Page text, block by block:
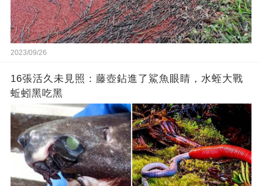
2023/09/26
16張活久未見照：藤壺鉆進了鯊魚眼睛，水蛭大戰
蚯蚓黑吃黑